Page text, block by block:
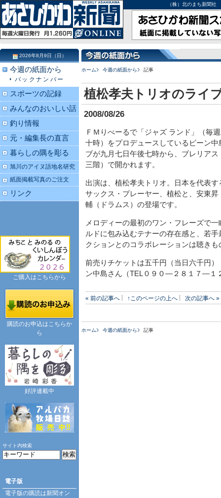
（株）北のまち新聞
ホーム 今週の紙面から 記事
植松孝夫トリオのライ
2008/08/26
ＦＭりべーるで「ジャズ ランド」（毎
十時）をプロデュースしているビーン
ブが九月七日午後七時から、ブレリア
三階）で開かれます。
出演は、植松孝夫トリオ。日本を代表
サックス・プレーヤー、植松と、安東
輔（ドラムス）の登場です。
メロディーの最初のワン・フレーズで
ルドに包み込むテナーの存在感と、若
クションとのコラボレーションは聴きも
前売りチケットは五千円（当日六千円
ン中島さん（TEL０９０―２８１７―１
« 前の記事へ ↑このページの上へ 次の記事へ »
ホーム 今週の紙面から 記事
2026年8月9日（日）
今週の紙面から
バックナンバー
スポーツの記録
みんなのおいしい話
釣り情報
元・編集長の直言
暮らしの隅を彫る
旭川のアイヌ語地名研究
紙面掲載写真のご注文
リンク
ご購入はこちらから
購読のお申込はこちらか
ら
好評連載中
サイト内検索
電子版
電子版の購読は新聞オン